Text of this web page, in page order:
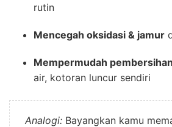
rutin
Mencegah oksidasi & jamur
Mempermudah pembersihan
air, kotoran luncur sendiri
Analogi: Bayangkan kamu